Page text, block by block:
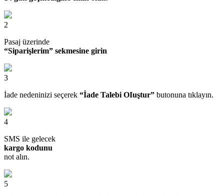
2
Pasaj üzerinde
“Siparişlerim” sekmesine girin
3
İade nedeninizi seçerek “İade Talebi OIuştur” butonuna tıklayın.
4
SMS ile gelecek
kargo kodunu
not alın.
5